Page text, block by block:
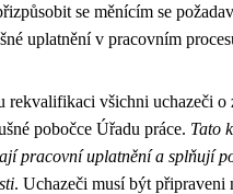
se měnícím se
uplatnění v pracovním
rekvalifikaci všichni uchazeči o
pobočce Úřadu práce. Tato
pracovní uplatnění a splňují
. Uchazeči musí být připraveni